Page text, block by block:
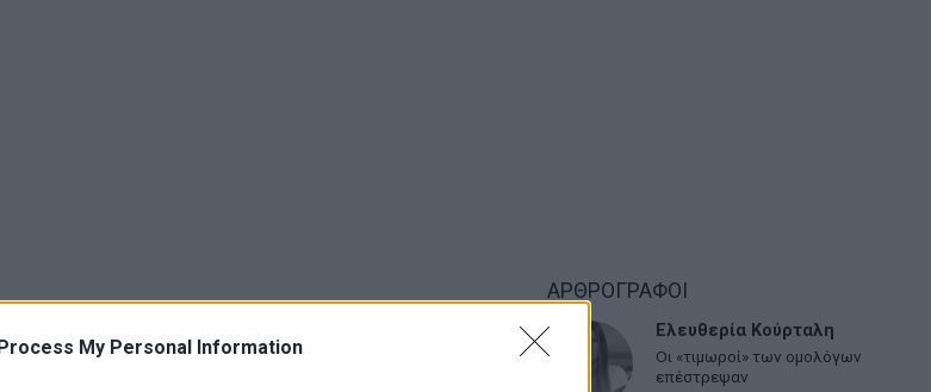
My Personal Information
ΑΡΘΡΟΓΡΑΦΟΙ
Ελευθερία Κούρταλη
Οι «τιμωροί» των ομολόγων
επέστρεψαν